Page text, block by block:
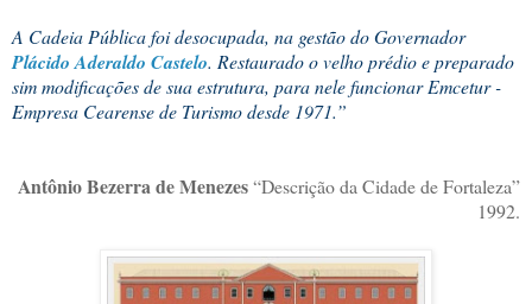
A Cadeia Pública foi desocupada, na gestão do Governador
Plácido Aderaldo Castelo. Restaurado o velho prédio e preparado
sim modificações de sua estrutura, para nele funcionar Emcetur -
Empresa Cearense de Turismo desde 1971.”
Antônio Bezerra de Menezes“Descrição da Cidade de Fortaleza”
1992.